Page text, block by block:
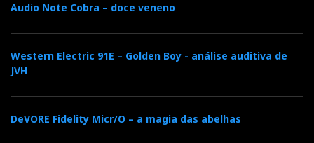
Audio Note Cobra – doce veneno
Western Electric 91E – Golden Boy - análise auditiva de
JVH
DeVORE Fidelity Micr/O – a magia das abelhas